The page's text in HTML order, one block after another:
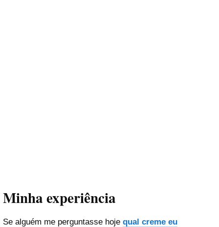
Minha experiência
Se alguém me perguntasse hoje qual creme eu